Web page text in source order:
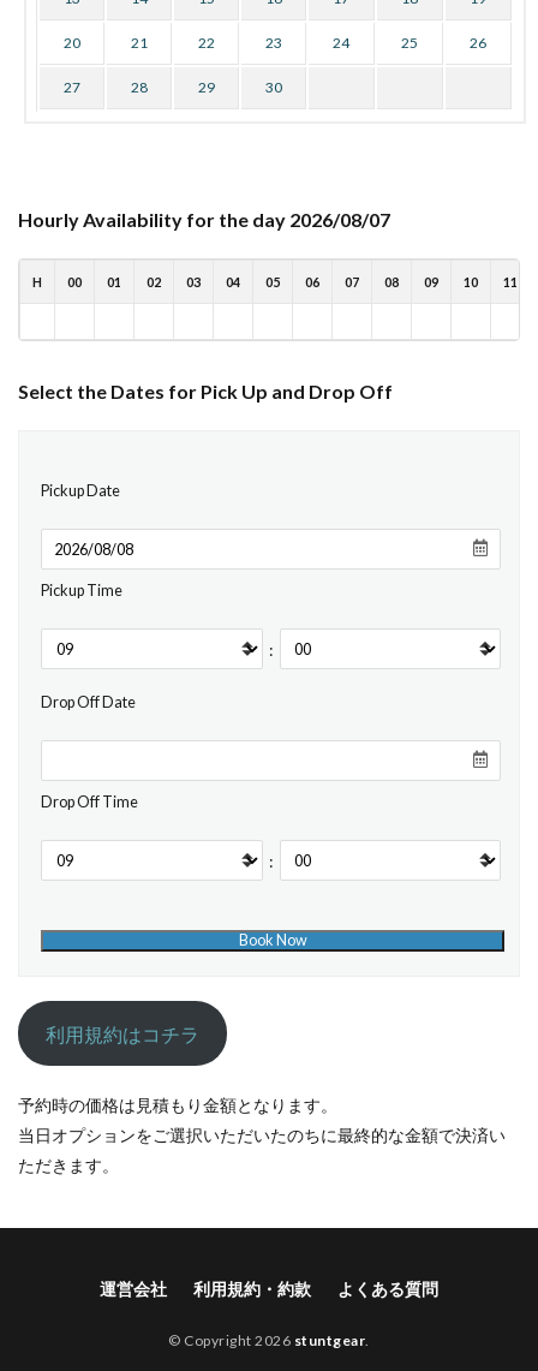
20 21 22 23 24 25 26
27 28 29 30
Hourly Availability for the day 2026/08/07
H 00 01 02 03 04 05 06 07 08 09 10 11
Select the Dates for Pick Up and Drop Off
Pickup Date
Pickup Time
:
Drop Off Date
Drop Off Time
:
利用規約はコチラ
予約時の価格は見積もり金額となります。
当日オプションをご選択いただいたのちに最終的な金額で決済い
ただきます。
運営会社 利用規約・約款 よくある質問
© Copyright 2026 stuntgear.